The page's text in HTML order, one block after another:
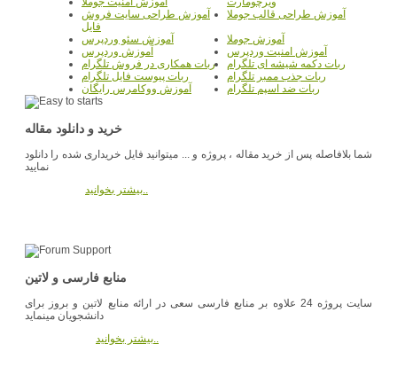
آموزش طراحی قالب جوملا
آموزش طراحی سایت فروش
فایل
آموزش جوملا
آموزش سئو وردپرس
آموزش امنیت وردپرس
آموزش وردپرس
ربات دکمه شیشه ای تلگرام
ربات همکاری در فروش تلگرام
ربات جذب ممبر تلگرام
ربات پیوست فایل تلگرام
ربات ضد اسپم تلگرام
آموزش ووکامرس رایگان
خرید و دانلود مقاله
شما بلافاصله پس از خرید مقاله ، پروژه و ... میتوانید فایل خریداری شده را دانلود
نمایید
بیشتر بخوانید..
منابع فارسی و لاتین
سایت پروژه 24 علاوه بر منابع فارسی سعی در ارائه منابع لاتین و بروز برای
دانشجویان مینماید
بیشتر بخوانید..